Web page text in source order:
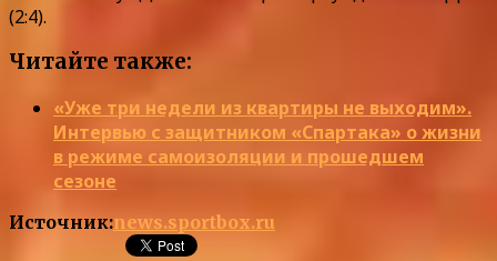
(2:4).
Читайте также:
«Уже три недели из квартиры не выходим».
Интервью с защитником «Спартака» о жизни
в режиме самоизоляции и прошедшем
сезоне
Источник:news.sportbox.ru